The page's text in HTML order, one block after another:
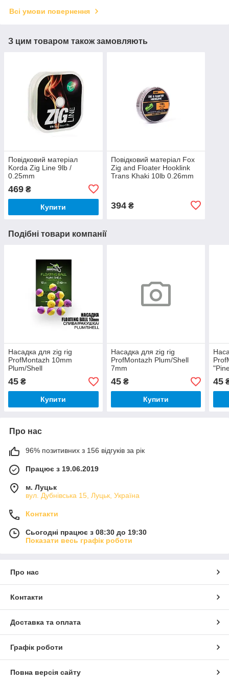
Всі умови повернення
З цим товаром також замовляють
Повідковий матеріал
Korda Zig Line 9lb /
0.25mm
469 ₴
Купити
Повідковий матеріал Fox
Zig and Floater Hooklink
Trans Khaki 10lb 0.26mm
394₴
Подібні товари компанії
Насадка для zig rig
ProfMontazh 10mm
Plum/Shell
45 ₴
Купити
Насадка для zig rig
ProfMontazh Plum/Shell
7mm
45₴
Купити
45
Про нас
96% позитивних з 156 відгуків за рік
Працює з 19.06.2019
м. Луцьк
вул. Дубнівська 15, Луцьк, Україна
Контакти
Сьогодні працює з 08:30 до 19:30
Показати весь графік роботи
Про нас
Контакти
Доставка та оплата
Графік роботи
Повна версія сайту